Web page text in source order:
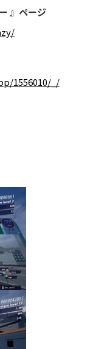
』ページ
1556010/_/